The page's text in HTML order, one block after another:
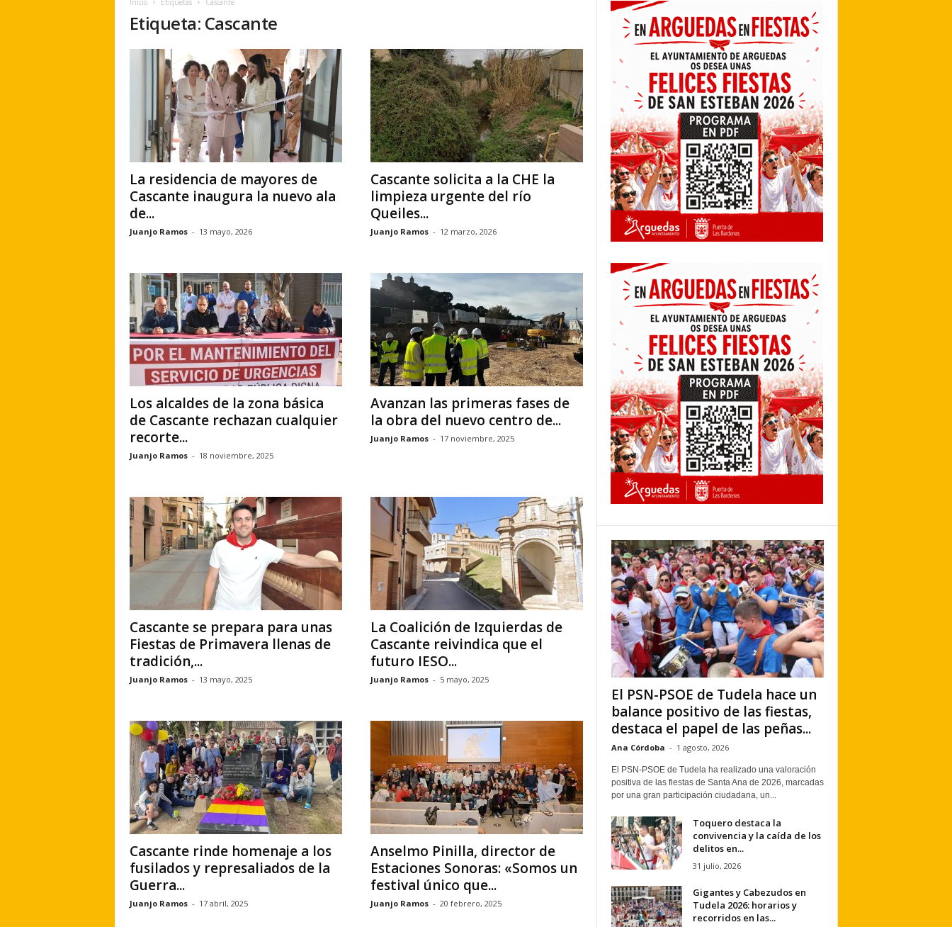
Inicio Etiquetas Cascante
Etiqueta: Cascante
La residencia de mayores de
Cascante inaugura la nuevo ala
de...
Juanjo Ramos - 13 mayo, 2026
Cascante solicita a la CHE la
limpieza urgente del río
Queiles...
Juanjo Ramos - 12 marzo, 2026
Los alcaldes de la zona básica
de Cascante rechazan cualquier
recorte...
Juanjo Ramos - 18 noviembre, 2025
Avanzan las primeras fases de
la obra del nuevo centro de...
Juanjo Ramos - 17 noviembre, 2025
Cascante se prepara para unas
Fiestas de Primavera llenas de
tradición,...
Juanjo Ramos - 13 mayo, 2025
La Coalición de Izquierdas de
Cascante reivindica que el
futuro IESO...
Juanjo Ramos - 5 mayo, 2025
Cascante rinde homenaje a los
fusilados y represaliados de la
Guerra...
Juanjo Ramos - 17 abril, 2025
Anselmo Pinilla, director de
Estaciones Sonoras: «Somos un
festival único que...
Juanjo Ramos - 20 febrero, 2025
El PSN-PSOE de Tudela hace un
balance positivo de las fiestas,
destaca el papel de las peñas...
Ana Córdoba - 1 agosto, 2026
El PSN-PSOE de Tudela ha realizado una valoración
positiva de las fiestas de Santa Ana de 2026, marcadas
por una gran participación ciudadana, un...
Toquero destaca la
convivencia y la caída de los
delitos en...
31 julio, 2026
Gigantes y Cabezudos en
Tudela 2026: horarios y
recorridos en las...